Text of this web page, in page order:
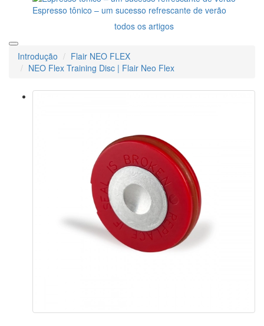
Espresso tônico – um sucesso refrescante de verão
todos os artigos
Introdução
Flair NEO FLEX
NEO Flex Training Disc | Flair Neo Flex